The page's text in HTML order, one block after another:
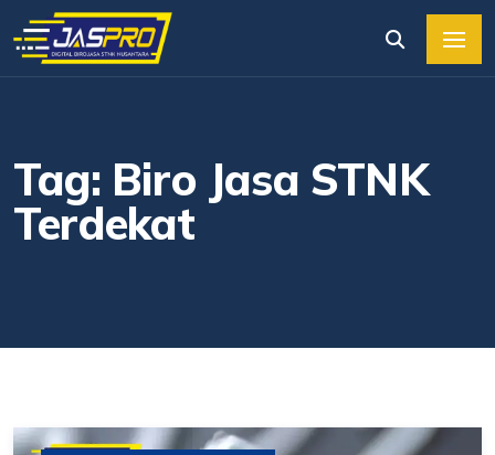
Tag: Biro Jasa STNK
Terdekat